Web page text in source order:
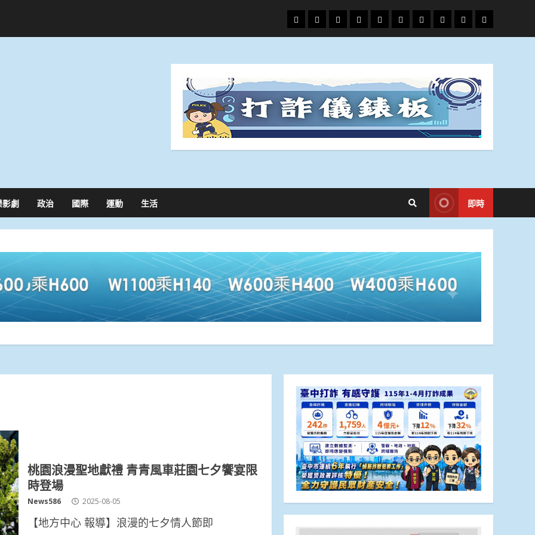
頭
條
財
經
地
方.
文
教.
專
題
娛
樂
政
治
國
際
運
動
生
活
影劇 政治 國際 運動 生活 即時
桃園浪漫聖地獻禮 青青風車莊園七夕饗宴限
時登場
News586 2025-08-05
【地方中心 報導】浪漫的七夕情人節即